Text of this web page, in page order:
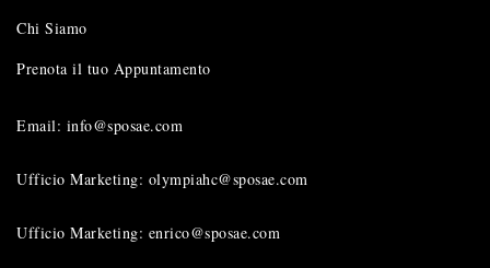
Chi Siamo
Prenota il tuo Appuntamento
Email: info@sposae.com
Ufficio Marketing: olympiahc@sposae.com
Ufficio Marketing: enrico@sposae.com